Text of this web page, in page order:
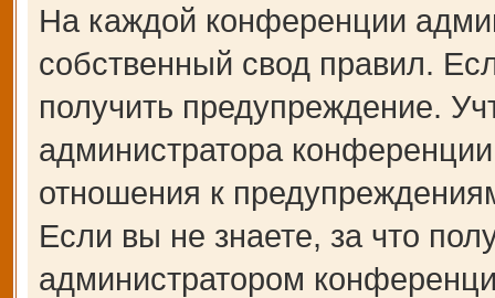
На каждой конференции
собственный свод правил.
получить предупреждение.
администратора
отношения к
Если вы не знаете, за что
администратором